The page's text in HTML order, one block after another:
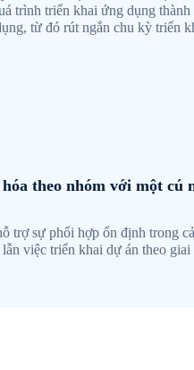
trình triển khai ứng dụng thành
từ đó rút ngắn chu kỳ triển
theo nhóm với một cú
trợ sự phối hợp ổn định trong
việc triển khai dự án theo giai